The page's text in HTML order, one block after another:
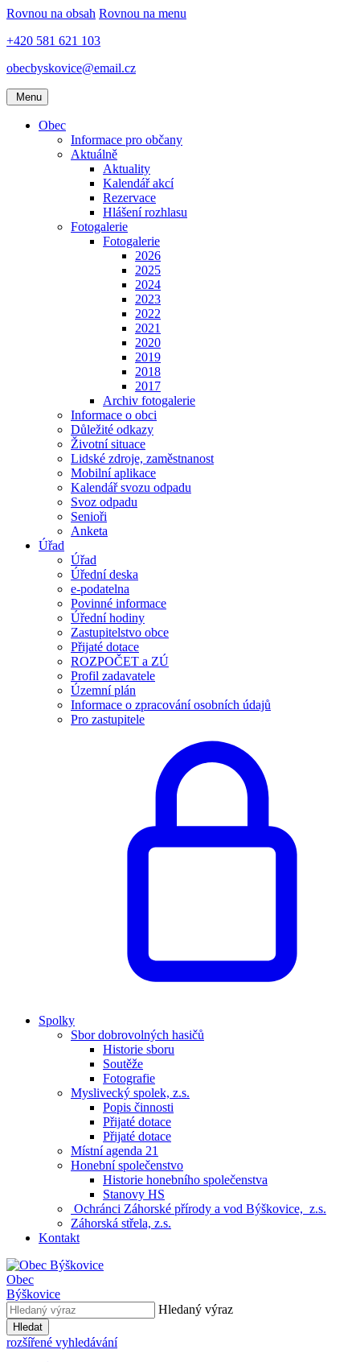
Rovnou na obsah Rovnou na menu
+420 581 621 103
obecbyskovice@email.cz
Menu
Obec
Informace pro občany
Aktuálně
Aktuality
Kalendář akcí
Rezervace
Hlášení rozhlasu
Fotogalerie
Fotogalerie
2026
2025
2024
2023
2022
2021
2020
2019
2018
2017
Archiv fotogalerie
Informace o obci
Důležité odkazy
Životní situace
Lidské zdroje, zaměstnanost
Mobilní aplikace
Kalendář svozu odpadu
Svoz odpadu
Senioři
Anketa
Úřad
Úřad
Úřední deska
e-podatelna
Povinné informace
Úřední hodiny
Zastupitelstvo obce
Přijaté dotace
ROZPOČET a ZÚ
Profil zadavatele
Územní plán
Informace o zpracování osobních údajů
Pro zastupitele
Spolky
Sbor dobrovolných hasičů
Historie sboru
Soutěže
Fotografie
Myslivecký spolek, z.s.
Popis činnosti
Přijaté dotace
Přijaté dotace
Místní agenda 21
Honební společenstvo
Historie honebního společenstva
Stanovy HS
Ochránci Záhorské přírody a vod Býškovice, z.s.
Záhorská střela, z.s.
Kontakt
Obec
Býškovice
Hledaný výraz
Hledat
rozšířené vyhledávání